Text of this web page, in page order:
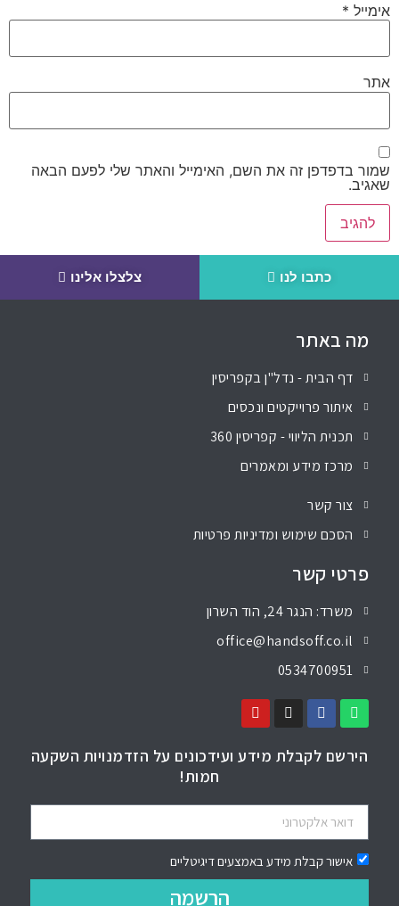
אימייל *
אתר
שמור בדפדפן זה את השם, האימייל והאתר שלי לפעם הבאה
שאגיב.
כתבו לנו צלצלו אלינו
מה באתר
דף הבית - נדל"ן בקפריסין
איתור פרוייקטים ונכסים
תכנית הליווי - קפריסין 360
מרכז מידע ומאמרים
צור קשר
הסכם שימוש ומדיניות פרטיות
פרטי קשר
משרד: הנגר 24, הוד השרון
office@handsoff.co.il
0534700951
הירשם לקבלת מידע ועידכונים על הזדמנויות השקעה
חמות!
אישור קבלת מידע באמצעים דיגיטליים
הרשמה